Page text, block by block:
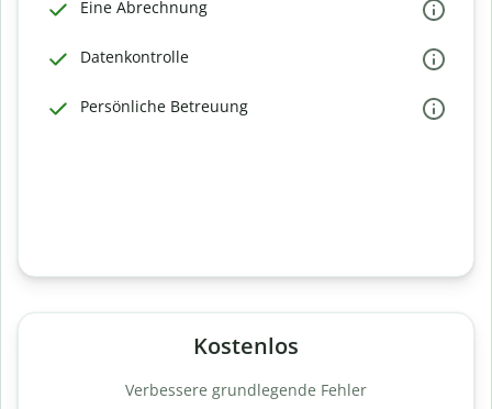
Eine Abrechnung
Datenkontrolle
Persönliche Betreuung
Kostenlos
Verbessere grundlegende Fehler